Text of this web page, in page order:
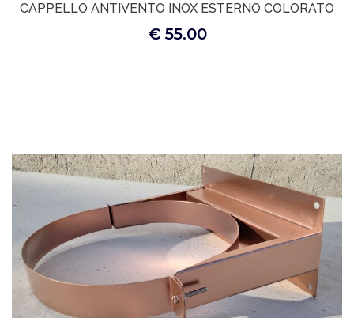
CAPPELLO ANTIVENTO INOX ESTERNO COLORATO
€ 55.00